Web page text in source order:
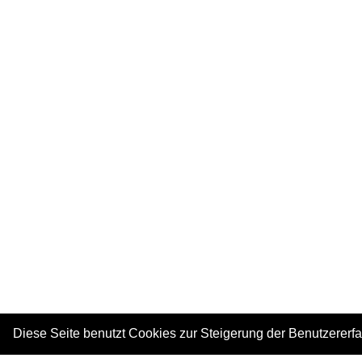
Diese Seite benutzt Cookies zur Steigerung der